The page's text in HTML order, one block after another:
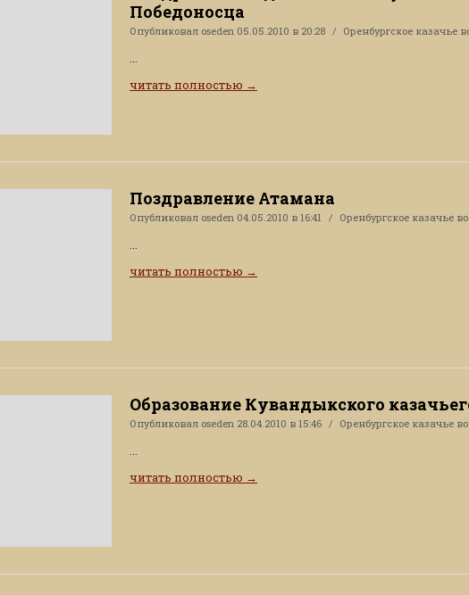
Победоносца
Опубликовал oseden 05.05.2010 в 20:28 Оренбургское казачье
читать полностью →
Поздравление Атамана
Опубликовал oseden 04.05.2010 в 16:41 Оренбургское казачье
читать полностью →
Образование Кувандыкского
Опубликовал oseden 28.04.2010 в 15:46 Оренбургское казачье
читать полностью →